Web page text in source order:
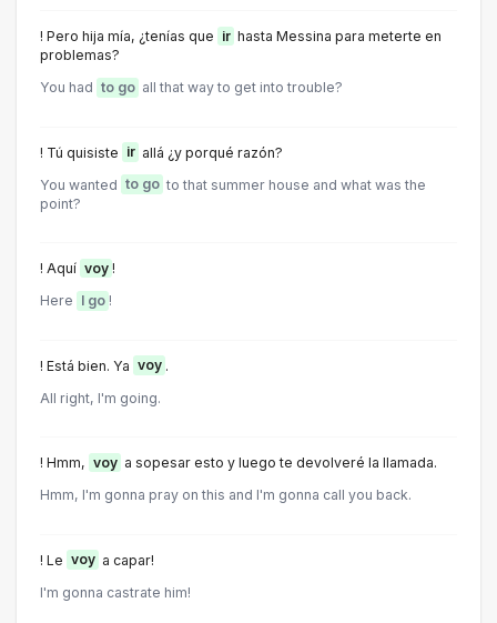
! Pero hija mía, ¿tenías que ir hasta Messina para meterte en
problemas?
You had to go all that way to get into trouble?
! Tú quisiste ir allá ¿y porqué razón?
You wanted to go to that summer house and what was the
point?
! Aquí voy !
Here I go !
! Está bien. Ya voy .
All right, I'm going.
! Hmm, voy a sopesar esto y luego te devolveré la llamada.
Hmm, I'm gonna pray on this and I'm gonna call you back.
! Le voy a capar!
I'm gonna castrate him!